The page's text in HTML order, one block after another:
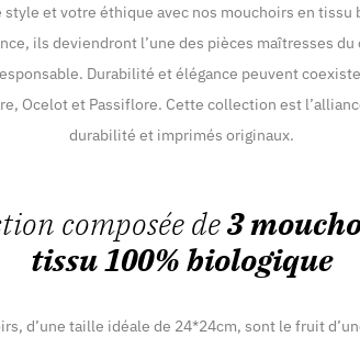
(3 avis)
style et votre éthique avec nos mouchoirs en tissu
ils deviendront l’une des pièces maîtresses
Durabilité et élégance peuvent
Ocelot et Passiflore. Cette collection est
durabilité et imprimés originaux.
composée de3
tissu 100% biologique
d’une taille idéale de 24*24cm, sont le fruit